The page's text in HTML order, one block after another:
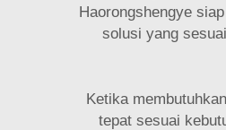
Haorongshengye
solusi yang
Ketika
tepat sesuai